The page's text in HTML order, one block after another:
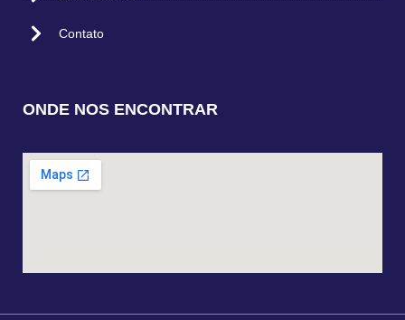
Contato
ONDE NOS ENCONTRAR